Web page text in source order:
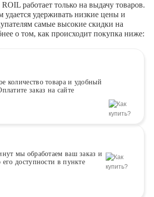
работает только на выдачу товаров.
удается удерживать низкие цены и
самые высокие скидки на
о том, как происходит покупка ниже:
количество товара и удобный
заказ на сайте
мы обработаем ваш заказ и
его доступности в пункте